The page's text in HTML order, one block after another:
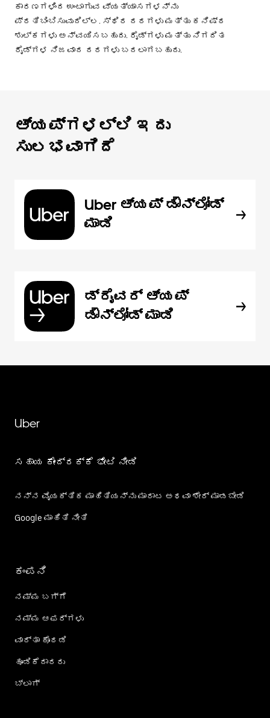
ಕಾರಣಗಳಿಂದ ಉಂಟಾಗುವ ವ್ಯತ್ಯಾಸಗಳನ್ನು
ಪ್ರತಿಬಿಂಬಿಸುವುದಿಲ್ಲ. ಸ್ಥಿರ ದರಗಳು ಮತ್ತು ಕನಿಷ್ಠ
ಶುಲ್ಕಗಳು ಅನ್ವಯಿಸಬಹುದು. ರೈಡ್‌ಗಳು ಮತ್ತು ನಿಗದಿತ
ರೈಡ್‌ಗಳ ನಿಜವಾದ ದರಗಳು ಬದಲಾಗಬಹುದು.
ಆ್ಯಪ್‌‌ಗಳಲ್ಲಿ ಇದು
ಸುಲಭವಾಗಿದೆ
Uber ಆ್ಯಪ್‍ ಡೌನ್‌ಲೋಡ್
ಮಾಡಿ
ಡ್ರೈವರ್ ಆ್ಯಪ್
ಡೌನ್‌ಲೋಡ್ ಮಾಡಿ
Uber
ಸಹಾಯ ಕೇಂದ್ರಕ್ಕೆ ಭೇಟಿ ನೀಡಿ
ನನ್ನ ವೈಯಕ್ತಿಕ ಮಾಹಿತಿಯನ್ನು ಮಾರಾಟ ಅಥವಾ ಶೇರ್‌ ಮಾಡಬೇಡಿ
Google ಮಾಹಿತಿ ನೀತಿ
ಕಂಪನಿ
ನಮ್ಮ ಬಗ್ಗೆ
ನಮ್ಮ ಆಫರ್‌ಗಳು
ವಾರ್ತಾ ಕೊಠಡಿ
ಹೂಡಿಕೆದಾರರು
ಬ್ಲಾಗ್